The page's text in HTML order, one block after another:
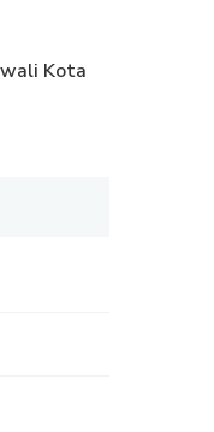
Kota